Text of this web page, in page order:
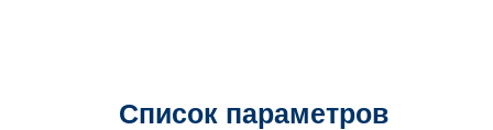
Список параметров